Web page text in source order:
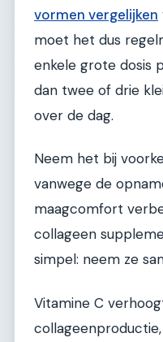
vormen vergelijken
moet het dus
enkele grote dosis
dan twee of drie
over de dag.
Neem het bij
vanwege de
maagcomfort
collageen
simpel: neem ze
Vitamine C